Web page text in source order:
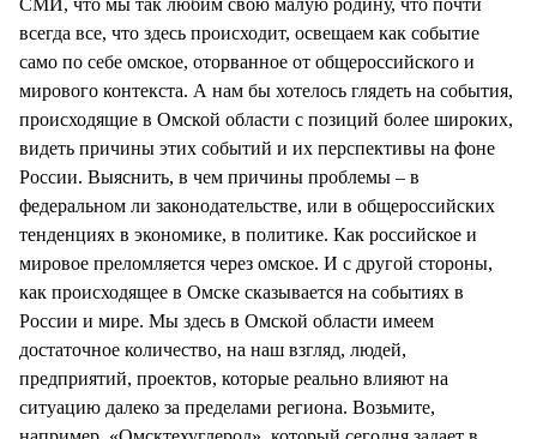
всегда все, что здесь происходит, освещаем как событие
само по себе омское, оторванное от общероссийского и
мирового контекста. А нам бы хотелось глядеть на события,
происходящие в Омской области с позиций более широких,
видеть причины этих событий и их перспективы на фоне
России. Выяснить, в чем причины проблемы – в
федеральном ли законодательстве, или в общероссийских
тенденциях в экономике, в политике. Как российское и
мировое преломляется через омское. И с другой стороны,
как происходящее в Омске сказывается на событиях в
России и мире. Мы здесь в Омской области имеем
достаточное количество, на наш взгляд, людей,
предприятий, проектов, которые реально влияют на
ситуацию далеко за пределами региона. Возьмите,